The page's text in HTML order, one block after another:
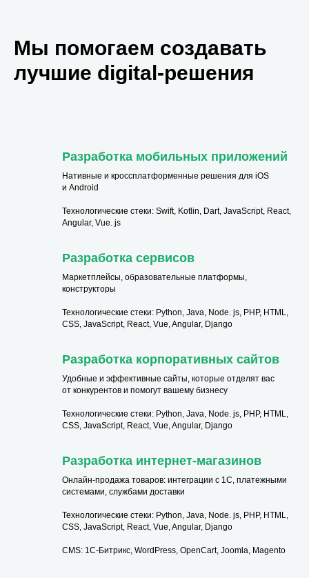
Мы помогаем создавать
лучшие digital-решения
Разработка мобильных приложений
Нативные и кроссплатформенные решения для iOS
и Android
Технологические стеки: Swift, Kotlin, Dart, JavaScript, React,
Angular, Vue. js
Разработка сервисов
Маркетплейсы, образовательные платформы,
конструкторы
Технологические стеки: Python, Java, Node. js, PHP, HTML,
CSS, JavaScript, React, Vue, Angular, Django
Разработка корпоративных сайтов
Удобные и эффективные сайты, которые отделят вас
от конкурентов и помогут вашему бизнесу
Технологические стеки: Python, Java, Node. js, PHP, HTML,
CSS, JavaScript, React, Vue, Angular, Django
Разработка интернет-магазинов
Онлайн-продажа товаров: интеграции с 1С, платежными
системами, службами доставки
Технологические стеки: Python, Java, Node. js, PHP, HTML,
CSS, JavaScript, React, Vue, Angular, Django
CMS: 1С-Битрикс, WordPress, OpenCart, Joomla, Magento